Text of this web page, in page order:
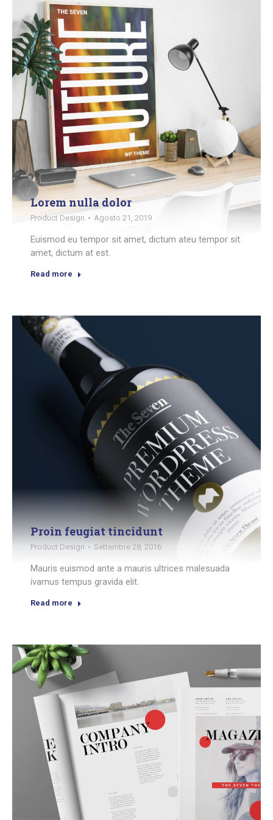
Lorem nulla dolor
Product Design Agosto 21, 2019
Euismod eu tempor sit amet, dictum ateu tempor sit
amet, dictum at est.
Read more
Proin feugiat tincidunt
Product Design Settembre 28, 2016
Mauris euismod ante a mauris ultrices malesuada
ivamus tempus gravida elit.
Read more